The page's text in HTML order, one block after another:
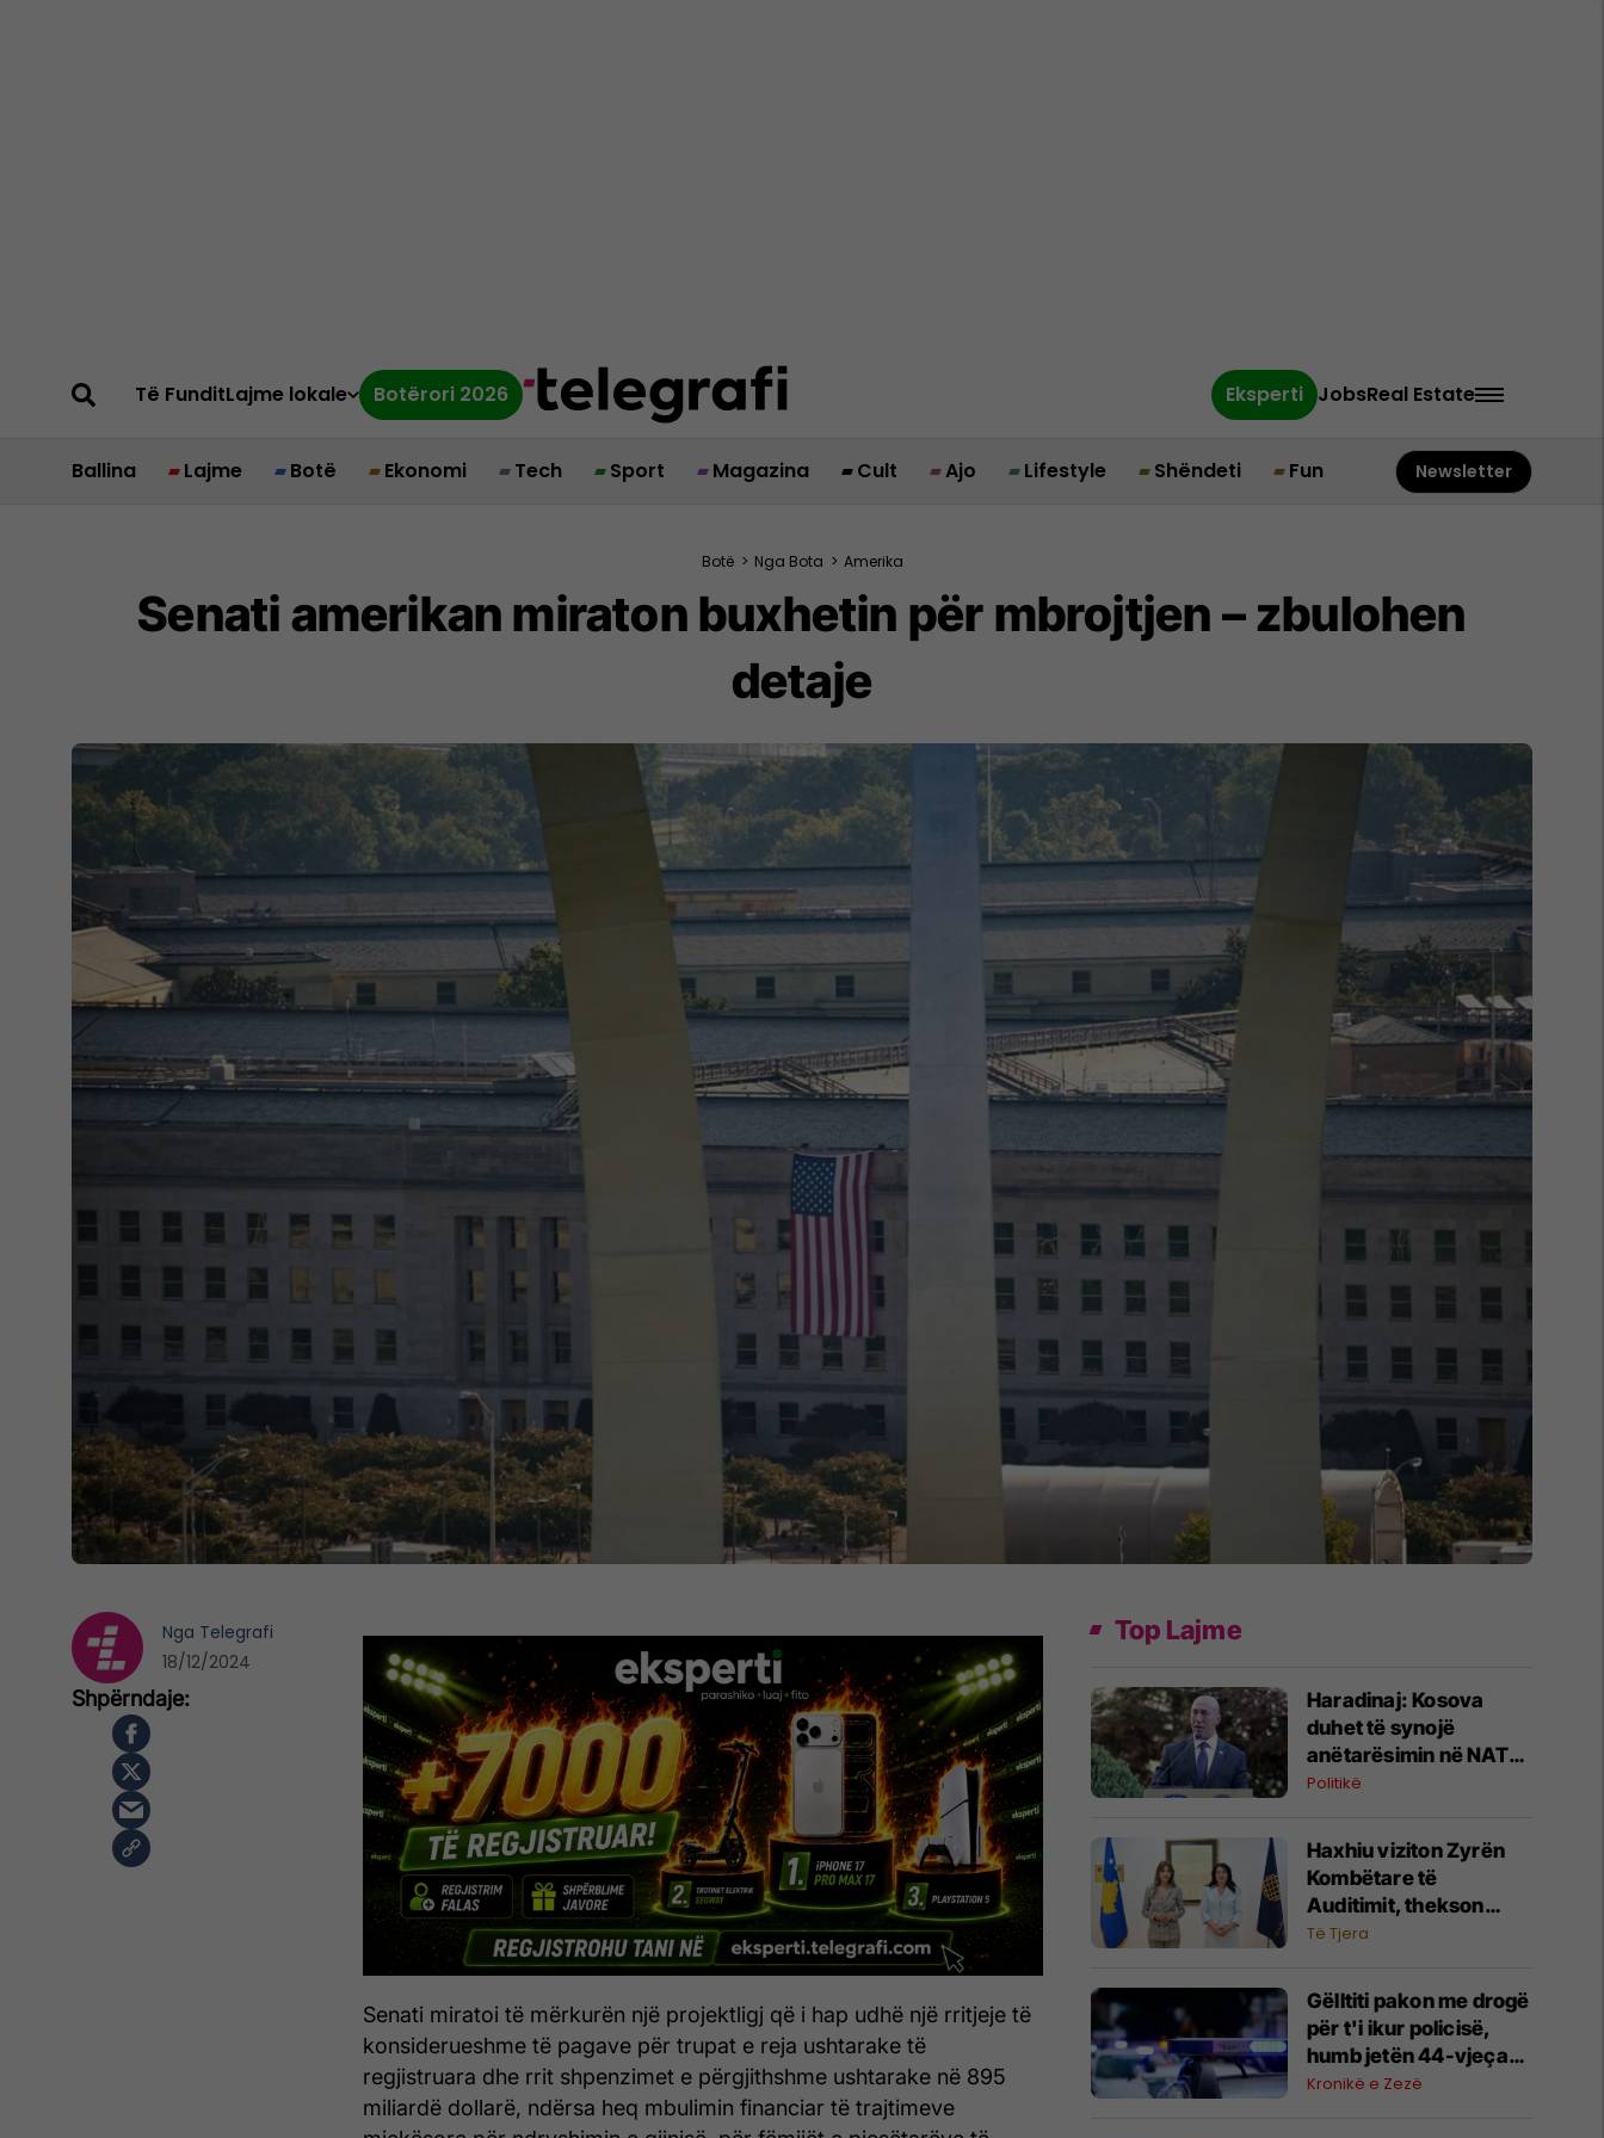
Të FunditLajme lokale Botërori 2026 Eksperti JobsReal Estate
Ballina Lajme Botë Ekonomi Tech Sport Magazina Cult Ajo Lifestyle Shëndeti Fun Newsletter
Botë > Nga Bota > Amerika
Senati amerikan miraton buxhetin për mbrojtjen – zbulohen
detaje
Senati miratoi të mërkurën një projektligj që i hap udhë një rritjeje të
konsiderueshme të pagave për trupat e reja ushtarake të
regjistruara dhe rrit shpenzimet e përgjithshme ushtarake në 895
miliardë dollarë, ndërsa heq mbulimin financiar të trajtimeve
Nga Telegrafi
18/12/2024
Top Lajme
Haradinaj: Kosova
duhet të synojë
anëtarësimin në NATO,
të punohet që
diskutohet në samitin e
ardhshëm në Shqipëri
Politikë
Haxhiu viziton Zyrën
Kombëtare të
Auditimit, thekson
rëndësinë e
pavarësisë
institucionale
Të Tjera
Gëlltiti pakon me drogë
për t'i ikur policisë,
humb jetën 44-vjeçari
nga Ohri
Kronikë e Zezë